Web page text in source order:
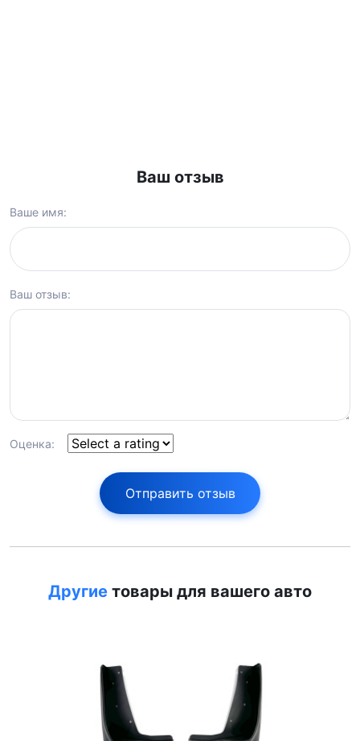
Ваш отзыв
Ваше имя:
Ваш отзыв:
Оценка:
Отправить отзыв
Другие товары для вашего авто